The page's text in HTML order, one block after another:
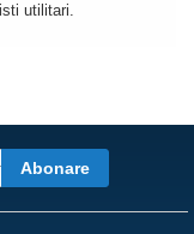
utilitari.
Abonare